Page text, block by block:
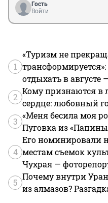
Гость
Войти
1
«Туризм не
отдыхать в августе
2
Кому признаются в
сердце: любовный
3
«Меня бесила моя
Пуговка из
4
Его номинировали
местам съемок
Чухрая —
5
Почему внутри
из алмазов?